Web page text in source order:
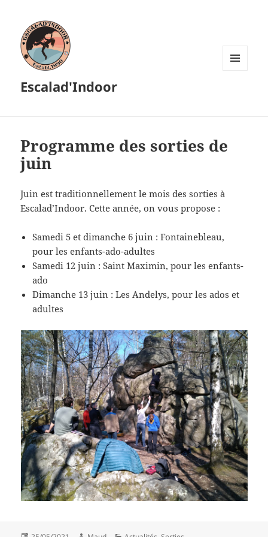
Escalad'Indoor
Programme des sorties de
juin
Juin est traditionnellement le mois des sorties à
Escalad’Indoor. Cette année, on vous propose :
Samedi 5 et dimanche 6 juin : Fontainebleau,
pour les enfants-ado-adultes
Samedi 12 juin : Saint Maximin, pour les enfants-
ado
Dimanche 13 juin : Les Andelys, pour les ados et
adultes